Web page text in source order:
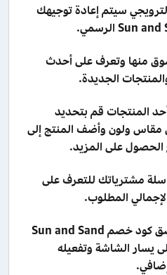
سيتم إعادة توجيهك
منها وتعرف على أحدث
الجديدة.
المنتجات قم بتحديد
ولون وأضف المنتج إلى
الحصول على المزيد.
سلة مشترياتك للتعرف على
المطلوب.
تستطيع الآن بسهولة لصق كود خصم Sun and Sand
يسار الشاشة وتفعيله